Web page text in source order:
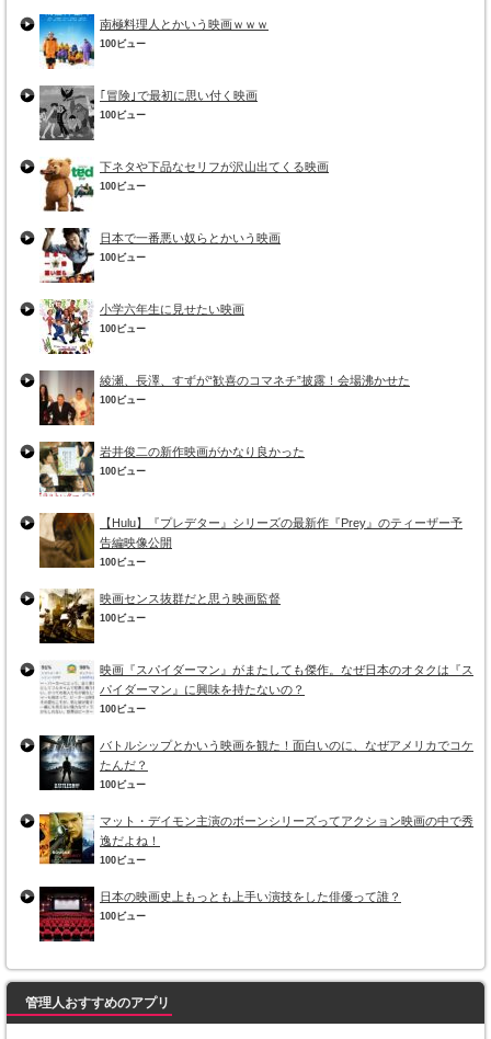
南極料理人とかいう映画ｗｗｗ
100ビュー
｢冒険｣で最初に思い付く映画
100ビュー
下ネタや下品なセリフが沢山出てくる映画
100ビュー
日本で一番悪い奴らとかいう映画
100ビュー
小学六年生に見せたい映画
100ビュー
綾瀬、長澤、すずが“歓喜のコマネチ”披露！会場沸かせた
100ビュー
岩井俊二の新作映画がかなり良かった
100ビュー
【Hulu】『プレデター』シリーズの最新作『Prey』のティーザー予
告編映像公開
100ビュー
映画センス抜群だと思う映画監督
100ビュー
映画『スパイダーマン』がまたしても傑作。なぜ日本のオタクは『ス
パイダーマン』に興味を持たないの？
100ビュー
バトルシップとかいう映画を観た！面白いのに、なぜアメリカでコケ
たんだ？
100ビュー
マット・デイモン主演のボーンシリーズってアクション映画の中で秀
逸だよね！
100ビュー
日本の映画史上もっとも上手い演技をした俳優って誰？
100ビュー
管理人おすすめのアプリ